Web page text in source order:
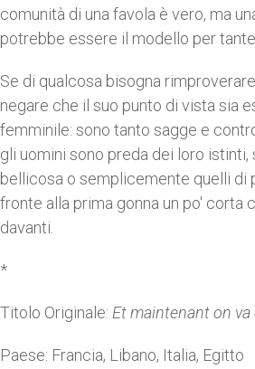
comunità di una favola è vero, ma
potrebbe essere il modello per
Se di qualcosa bisogna
negare che il suo punto di vista sia
femminile: sono tanto sagge e
gli uomini sono preda dei loro istinti,
bellicosa o semplicemente quelli di
fronte alla prima gonna un po' corta
davanti.
*
Titolo Originale: Et maintenant on va
Paese: Francia, Libano, Italia, Egitto